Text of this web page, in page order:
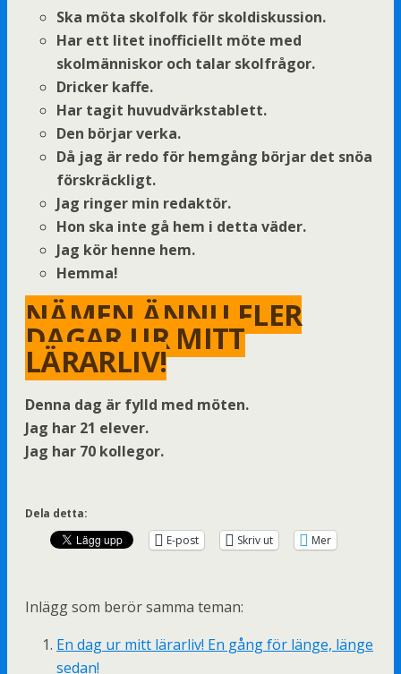
Ska möta skolfolk för skoldiskussion.
Har ett litet inofficiellt möte med
skolmänniskor och talar skolfrågor.
Dricker kaffe.
Har tagit huvudvärkstablett.
Den börjar verka.
Då jag är redo för hemgång börjar det snöa
förskräckligt.
Jag ringer min redaktör.
Hon ska inte gå hem i detta väder.
Jag kör henne hem.
Hemma!
NÄMEN ÄNNU FLER
DAGAR UR MITT
LÄRARLIV!
Denna dag är fylld med möten.
Jag har 21 elever.
Jag har 70 kollegor.
Dela detta:
E-post
Skriv ut Mer
Inlägg som berör samma teman:
En dag ur mitt lärarliv! En gång för länge, länge
sedan!